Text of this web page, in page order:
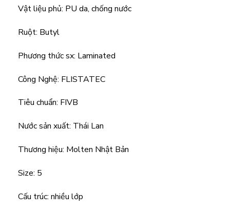
Vật liệu phủ: PU da, chống nước
Ruột: Butyl
Phương thức sx: Laminated
Công Nghệ: FLISTATEC
Tiêu chuẩn: FIVB
Nước sản xuất: Thái Lan
Thương hiệu: Molten Nhật Bản
Size: 5
Cấu trúc: nhiều lớp